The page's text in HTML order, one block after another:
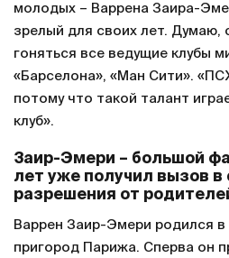
молодых – Варрена Заира-
зрелый для своих лет. Думаю,
гоняться все ведущие клубы
«Барселона», «Ман Сити».
потому что такой талант
клуб».
Заир-Эмери – большой
лет уже получил вызов
разрешения от
Варрен Заир-Эмери родился
пригород Парижа. Сперва он